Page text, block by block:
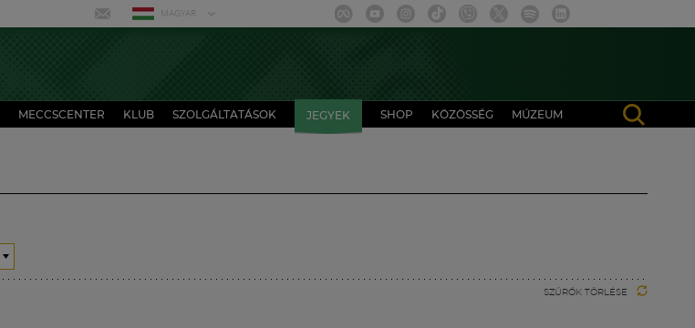
MAGYAR
MECCSCENTER KLUB SZOLGÁLTATÁSOK JEGYEK SHOP KÖZÖSSÉG MÚZEUM
SZŰRŐK TÖRLÉSE